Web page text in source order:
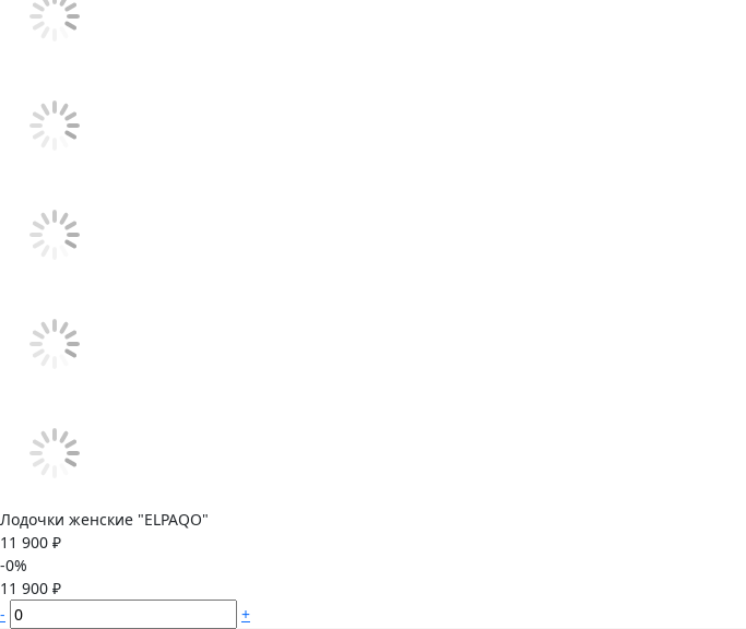
Лодочки женские "ELPAQO"
11 900 ₽
-0%
11 900 ₽
-
+